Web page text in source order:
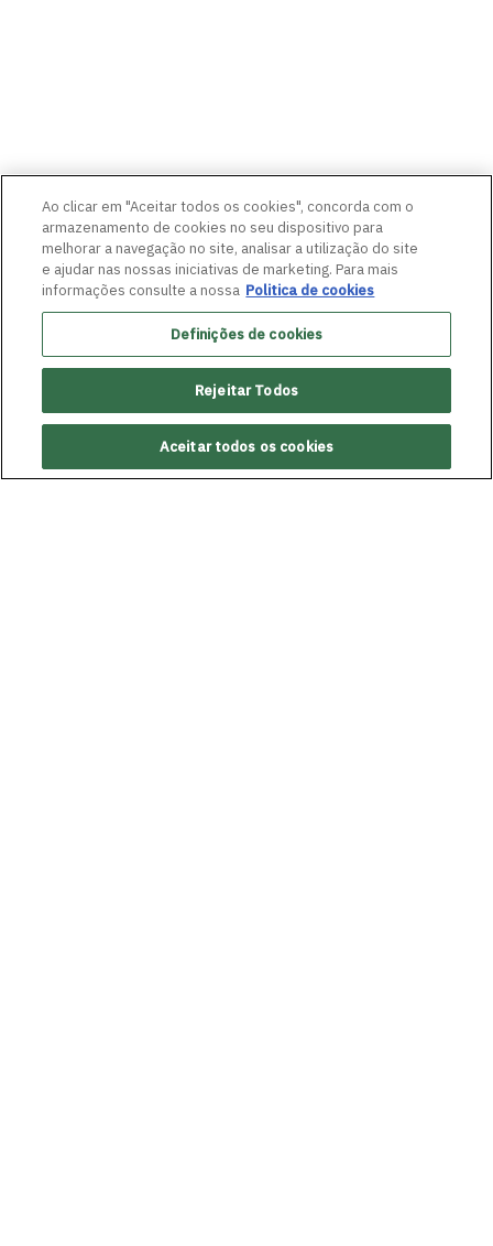
Ao clicar em "Aceitar todos os cookies", concorda com o
armazenamento de cookies no seu dispositivo para
melhorar a navegação no site, analisar a utilização do site
e ajudar nas nossas iniciativas de marketing. Para mais
informações consulte a nossa Politica de cookies
Definições de cookies
Rejeitar Todos
Aceitar todos os cookies